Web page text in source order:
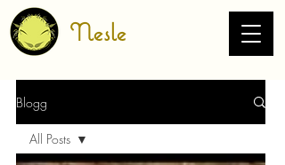
Nesle
Blogg
All Posts